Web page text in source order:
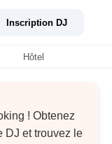
Inscription DJ
Hôtel
! Obtenez
DJ et trouvez le